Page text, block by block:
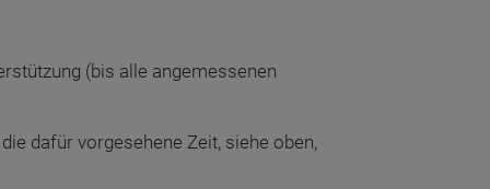
(bis alle angemessenen
dafür vorgesehene Zeit, siehe oben,